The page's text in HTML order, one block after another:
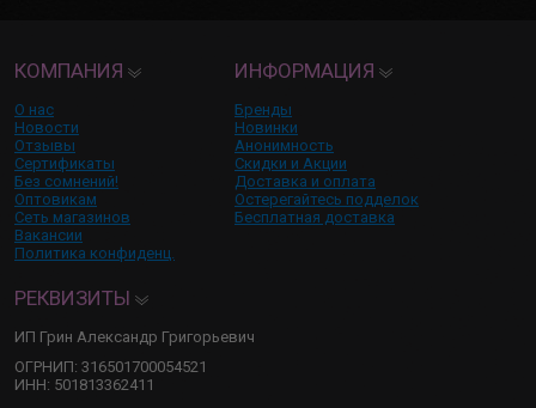
КОМПАНИЯ
О нас
Новости
Отзывы
Сертификаты
Без сомнений!
Оптовикам
Сеть магазинов
Вакансии
Политика конфиденц.
ИНФОРМАЦИЯ
Бренды
Новинки
Анонимность
Скидки и Акции
Доставка и оплата
Остерегайтесь подделок
Бесплатная доставка
РЕКВИЗИТЫ
ИП Грин Александр Григорьевич
ОГРНИП: 316501700054521
ИНН: 501813362411